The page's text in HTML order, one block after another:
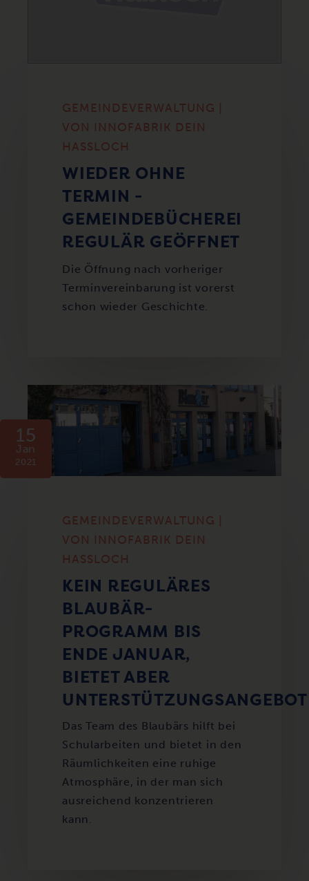
GEMEINDEVERWALTUNG |
VON INNOFABRIK DEIN
HASSLOCH
WIEDER OHNE
TERMIN -
GEMEINDEBÜCHEREI
REGULÄR GEÖFFNET
Die Öffnung nach vorheriger
Terminvereinbarung ist vorerst
schon wieder Geschichte.
15
Jan
2021
GEMEINDEVERWALTUNG |
VON INNOFABRIK DEIN
HASSLOCH
KEIN REGULÄRES
BLAUBÄR-
PROGRAMM BIS
ENDE JANUAR,
BIETET ABER
Das Team des Blaubärs hilft bei
Schularbeiten und bietet in den
Räumlichkeiten eine ruhige
Atmosphäre, in der man sich
ausreichend konzentrieren
kann.